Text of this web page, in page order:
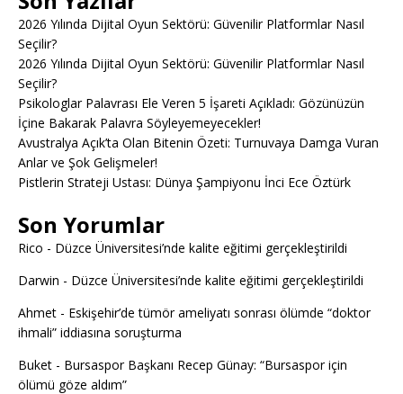
2026 Yılında Dijital Oyun Sektörü: Güvenilir Platformlar Nasıl
Seçilir?
2026 Yılında Dijital Oyun Sektörü: Güvenilir Platformlar Nasıl
Seçilir?
Psikologlar Palavrası Ele Veren 5 İşareti Açıkladı: Gözünüzün
İçine Bakarak Palavra Söyleyemeyecekler!
Avustralya Açık’ta Olan Bitenin Özeti: Turnuvaya Damga Vuran
Anlar ve Şok Gelişmeler!
Pistlerin Strateji Ustası: Dünya Şampiyonu İnci Ece Öztürk
Son Yorumlar
Rico - Düzce Üniversitesi’nde kalite eğitimi gerçekleştirildi
Darwin - Düzce Üniversitesi’nde kalite eğitimi gerçekleştirildi
Ahmet - Eskişehir’de tümör ameliyatı sonrası ölümde “doktor
ihmali” iddiasına soruşturma
Buket - Bursaspor Başkanı Recep Günay: “Bursaspor için
ölümü göze aldım”